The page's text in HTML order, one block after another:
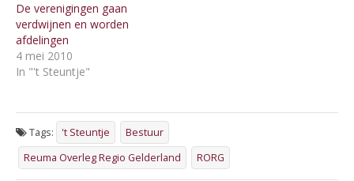
De verenigingen gaan
verdwijnen en worden
afdelingen
4 mei 2010
In "'t Steuntje"
Tags: 't Steuntje
Bestuur
Reuma Overleg Regio Gelderland
RORG